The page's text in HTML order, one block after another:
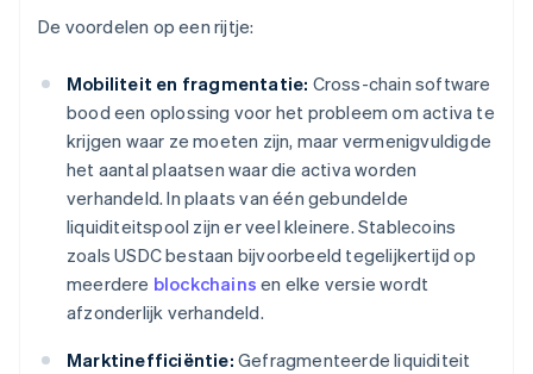
De voordelen op een rijtje:
Mobiliteit en fragmentatie: Cross-chain software
bood een oplossing voor het probleem om activa te
krijgen waar ze moeten zijn, maar vermenigvuldigde
het aantal plaatsen waar die activa worden
verhandeld. In plaats van één gebundelde
liquiditeitspool zijn er veel kleinere. Stablecoins
zoals USDC bestaan bijvoorbeeld tegelijkertijd op
meerdere blockchains en elke versie wordt
afzonderlijk verhandeld.
Marktinefficiëntie: Gefragmenteerde liquiditeit